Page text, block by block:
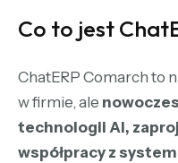
Co to jest
ChatERP Comarch to
w firmie, ale
technologii AI,
współpracy z